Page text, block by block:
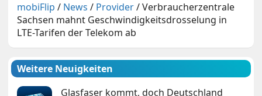
mobiFlip / News / Provider/Verbraucherzentrale
Sachsen mahnt Geschwindigkeitsdrosselung in
LTE-Tarifen der Telekom ab
Weitere Neuigkeiten
Glasfaser kommt, doch Deutschland